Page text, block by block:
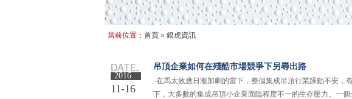
當前位置： 首頁 » 銀虎資訊
2016
11-16
吊頂企業如何在殘酷市場競爭下另尋出路
在馬太效應日漸加劇的當下，整個集成吊頂行業躁動不安，
下，大多數的集成吊頂小企業面臨程度不一的生存壓力。一